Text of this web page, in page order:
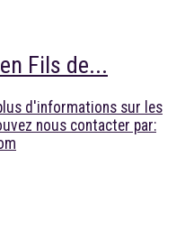
Fils de...
d'informations sur les
nous contacter par: